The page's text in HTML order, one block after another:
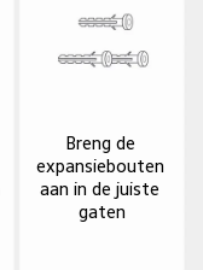
Breng de
expansiebouten
aan in de juiste
gaten